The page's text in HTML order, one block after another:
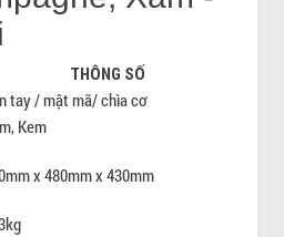
THÔNG SỐ
tay / mật mã/ chìa cơ
Kem
x 480mm x 430mm